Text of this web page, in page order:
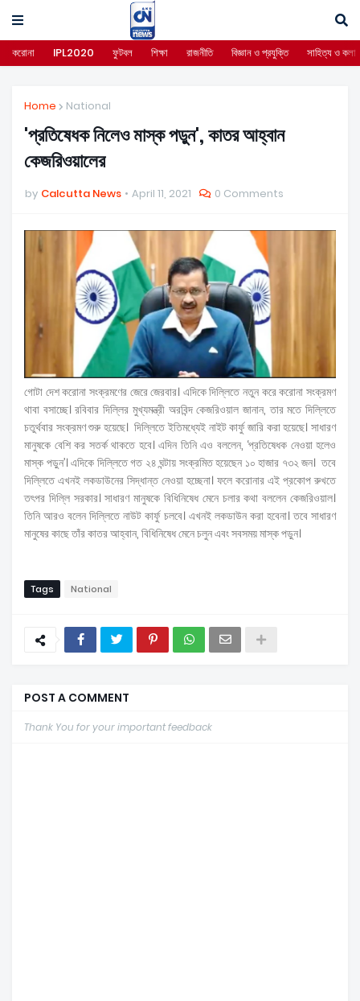
করোনা IPL2020 ফুটবল শিক্ষা রাজনীতি বিজ্ঞান ও প্রযুক্তি সাহিত্য ও কলা
Home National
'প্রতিষেধক নিলেও মাস্ক পড়ুন', কাতর আহ্বান
কেজরিওয়ালের
by Calcutta News April 11, 2021 0 Comments
গোটা দেশ করোনা সংক্রমণের জেরে জেরবার। এদিকে দিল্লিতে নতুন করে করোনা সংক্রমণ
থাবা বসাচ্ছে। রবিবার দিল্লির মুখ্যমন্ত্রী অরবিন্দ কেজরিওয়াল জানান, তার মতে দিল্লিতে
চতুর্থবার সংক্রমণ শুরু হয়েছে। দিল্লিতে ইতিমধ্যেই নাইট কার্ফু জারি করা হয়েছে। সাধারণ
মানুষকে বেশি কর সতর্ক থাকতে হবে। এদিন তিনি এও বললেন, ‘প্রতিষেধক নেওয়া হলেও
মাস্ক পড়ুন’। এদিকে দিল্লিতে গত ২৪ ঘন্টায় সংক্রমিত হয়েছেন ১০ হাজার ৭৩২ জন। তবে
দিল্লিতে এখনই লকডাউনের সিদ্ধান্ত নেওয়া হচ্ছেনা। ফলে করোনার এই প্রকোপ রুখতে
তৎপর দিল্লি সরকার। সাধারণ মানুষকে বিধিনিষেধ মেনে চলার কথা বললেন কেজরিওয়াল।
তিনি আরও বলেন দিল্লিতে নাউট কার্ফু চলবে। এখনই লকডাউন করা হবেনা। তবে সাধারণ
মানুষের কাছে তাঁর কাতর আহ্বান, বিধিনিষেধ মেনে চলুন এবং সবসময় মাস্ক পড়ুন।
Tags National
POST A COMMENT
Thank You for your important feedback